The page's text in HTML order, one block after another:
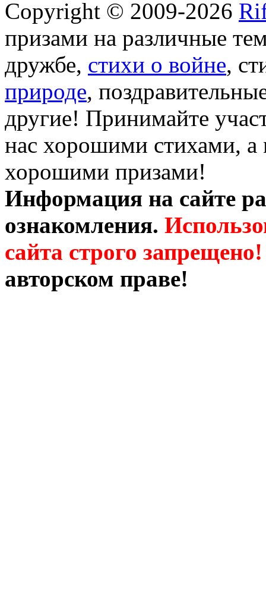
Copyright © 2009-2026
призами на различные
дружбе, стихи о войне,
природе,
другие! Принимайте
нас хорошими стихами, а
хорошими призами!
Информация на сайте
ознакомления.
сайта строго запрещено!
авторском праве!